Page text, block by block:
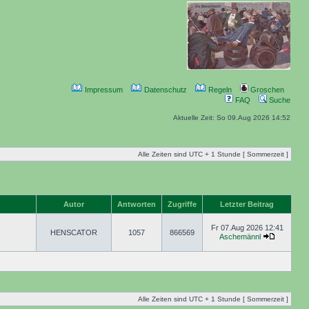
Impressum Datenschutz Regeln
Groschen
FAQ
Suche
Aktuelle Zeit: So 09.Aug 2026 14:52
Alle Zeiten sind UTC + 1 Stunde [ Sommerzeit ]
Autor Antworten Zugriffe Letzter Beitrag
HENSCATOR 1057 866569
Fr 07.Aug 2026 12:41
Aschemännl
Alle Zeiten sind UTC + 1 Stunde [ Sommerzeit ]